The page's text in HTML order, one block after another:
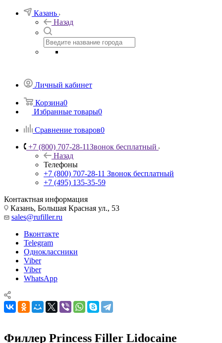
Казань
Назад
Личный кабинет
Корзина0
Избранные товары0
Сравнение товаров0
+7 (800) 707-28-11Звонок бесплатный
Назад
Телефоны
+7 (800) 707-28-11 Звонок бесплатный
+7 (495) 135-35-59
Контактная информация
Казань, Большая Красная ул., 53
sales@rufiller.ru
Вконтакте
Telegram
Одноклассники
Viber
Viber
WhatsApp
Филлер Princess Filler Lidocaine